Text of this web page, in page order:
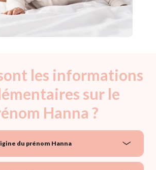
les informations
sur le
Hanna ?
du prénom Hanna